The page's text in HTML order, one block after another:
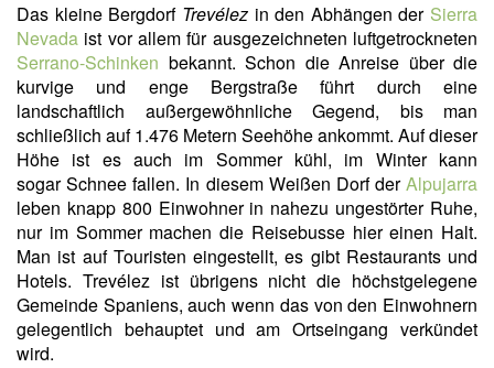
Das kleine Bergdorf Trevélezin den Abhängen der Sierra
Nevada ist vor allem fürausgezeichneten luftgetrockneten
Serrano-Schinken bekannt. Schon die Anreise über die
kurvige und enge Bergstraße führt durch eine
landschaftlich außergewöhnliche Gegend, bis man
schließlich auf 1.476 Metern Seehöhe ankommt. Auf dieser
Höhe ist es auch im Sommer kühl, im Winter kann
sogar Schnee fallen. In diesem Weißen Dorf derAlpujarra
leben knapp 800 Einwohner in nahezu ungestörter Ruhe,
nur im Sommer machen die Reisebusse hier einen Halt.
Man ist auf Touristen eingestellt, es gibt Restaurants und
Hotels. Trevélez ist übrigens nicht die höchstgelegene
Gemeinde Spaniens, auch wenn das von den Einwohnern
gelegentlich behauptet und am Ortseingang verkündet
wird.